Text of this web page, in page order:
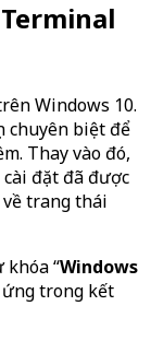
Windows 10.
chuyên biệt để
Thay vào đó,
đặt đã được
trang thái
khóa “Windows
ứng trong kết